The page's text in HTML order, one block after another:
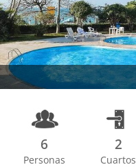
6
Personas
2
Cuartos